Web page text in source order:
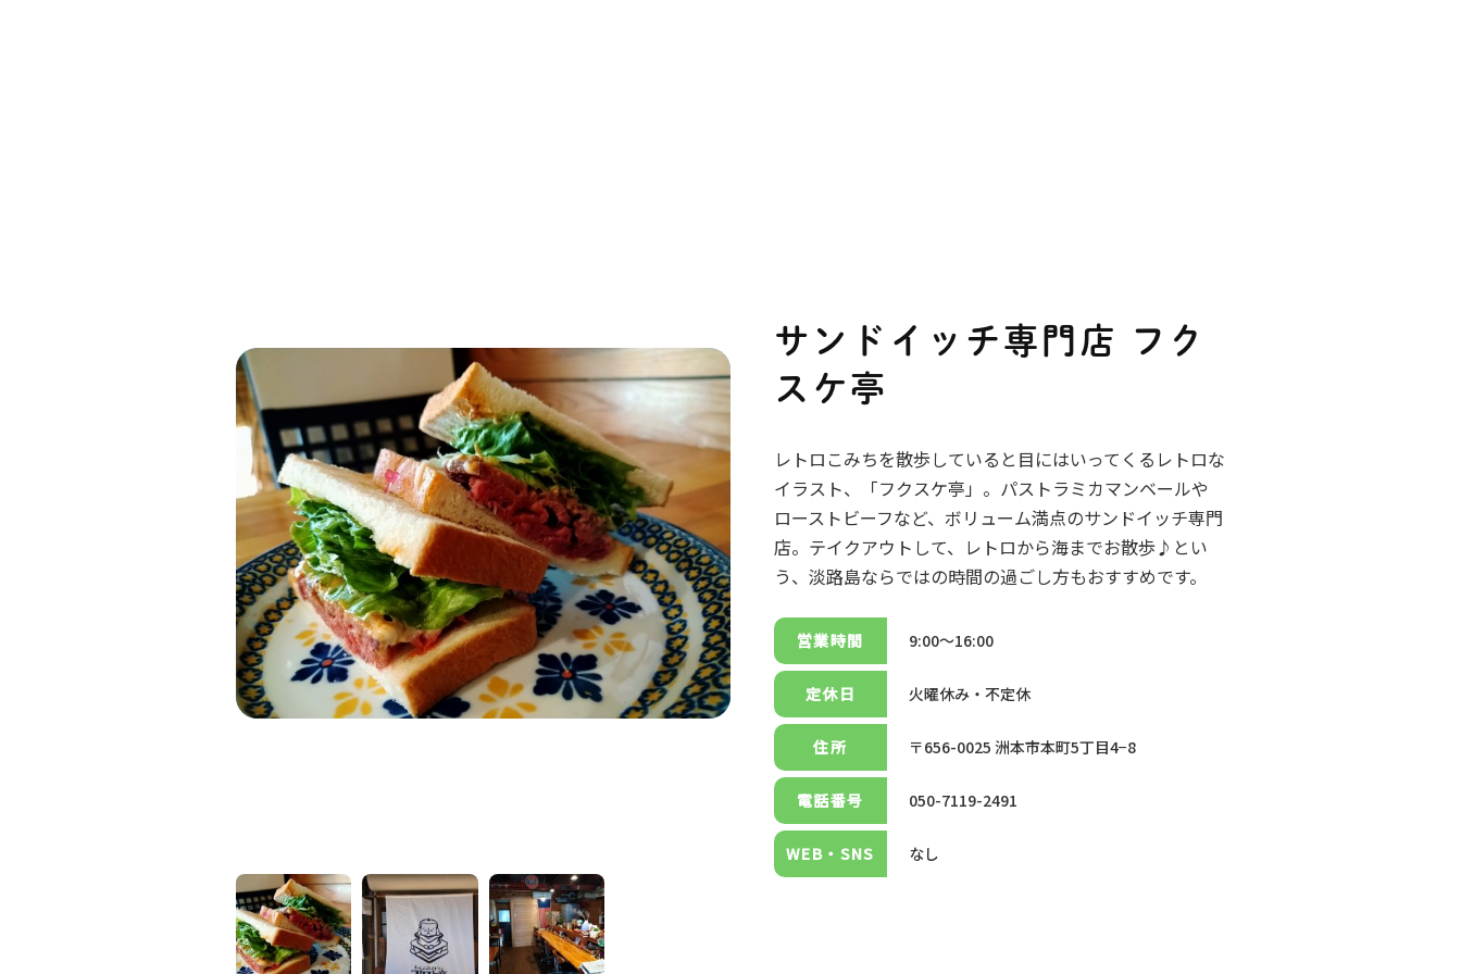
コ
ン
テ
ン
サンドイッチ専門店 フク
スケ亭
レトロこみちを散歩していると目にはいってくるレトロな
イラスト、「フクスケ亭」。パストラミカマンベールや
ローストビーフなど、ボリューム満点のサンドイッチ専門
店。テイクアウトして、レトロから海までお散歩♪とい
う、淡路島ならではの時間の過ごし方もおすすめです。
営業時間 9:00～16:00
定休日 火曜休み・不定休
住所 〒656-0025 洲本市本町5丁目4−8
電話番号 050-7119-2491
WEB・SNS なし